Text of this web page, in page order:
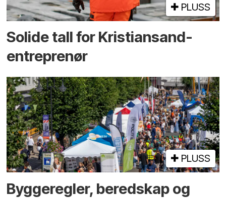
PLUSS
Solide tall for Kristiansand-
entreprenør
PLUSS
Bygge­regler, beredskap og